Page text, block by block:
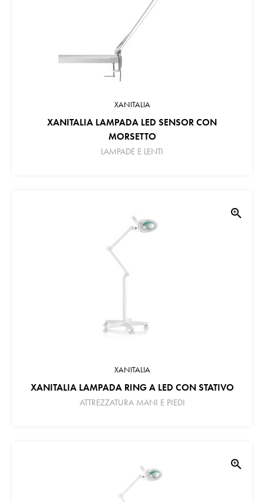
XANITALIA
XANITALIA LAMPADA LED SENSOR CON
MORSETTO
LAMPADE E LENTI
zoom_in
XANITALIA
XANITALIA LAMPADA RING A LED CON STATIVO
ATTREZZATURA MANI E PIEDI
zoom_in